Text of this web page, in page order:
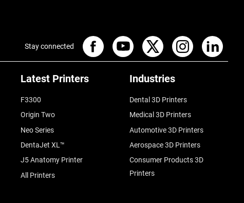
Latest Printers
F3300
Origin Two
Neo Series
DentaJet XL™
J5 Anatomy Printer
All Printers
Industries
Dental 3D Printers
Medical 3D Printers
Automotive 3D Printers
Aerospace 3D Printers
Consumer Products 3D
Printers
Stay connected